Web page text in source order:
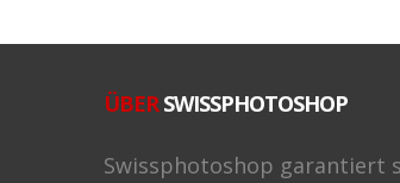
ÜBERSWISSPHOTOSHOP
Swissphotoshop garantiert